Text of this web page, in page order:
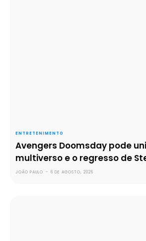
ENTRETENIMENTO
Avengers Doomsday pode
multiverso e o regresso de
JOÃO PAULO - 6 DE AGOSTO, 2026